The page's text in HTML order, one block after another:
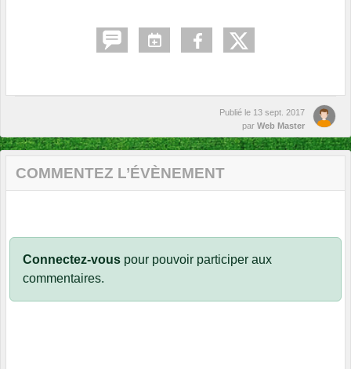
Publié le 13 sept. 2017
par Web Master
COMMENTEZ L’ÉVÈNEMENT
Connectez-vous pour pouvoir participer aux
commentaires.